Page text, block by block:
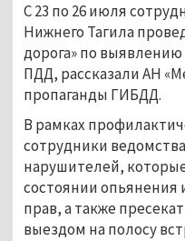
С 23 по 26 июля
Нижнего Тагила
дорога» по
ПДД, рассказали АН
пропаганды ГИБДД.
В рамках
сотрудники
нарушителей,
состоянии
прав, а также
выездом на полосу